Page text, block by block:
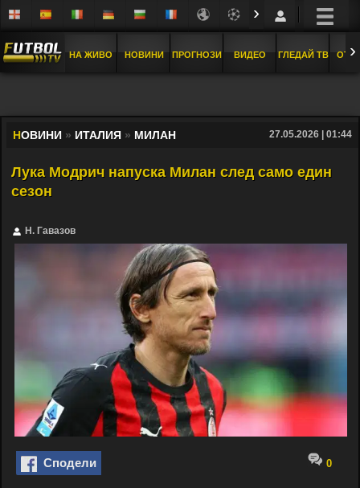
›
НА ЖИВО НОВИНИ ПРОГНОЗИ ВИДЕО ГЛЕДАЙ ТВ ›
НОВИНИ » ИТАЛИЯ » МИЛАН 27.05.2026 | 01:44
Лука Модрич напуска Милан след само един
сезон
Н. Гавазов
Сподели 0